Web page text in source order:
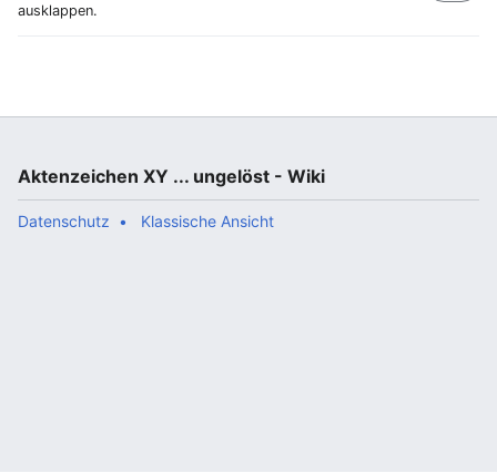
ausklappen.
Aktenzeichen XY ... ungelöst - Wiki
Datenschutz Klassische Ansicht